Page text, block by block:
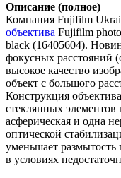
Описание (полное)
Компания Fujifilm
объектива Fujifilm
black (16405604).
фокусных расстояний
высокое качество
объект с большого
Конструкция
стеклянных элементов
асферическая и одна
оптической
уменьшает размытость
в условиях